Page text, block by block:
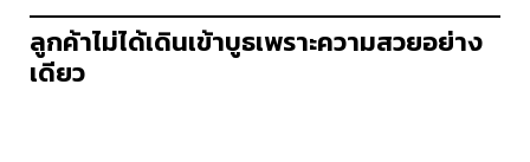
ลูกค้าไม่ได้เดินเข้าบูธเพราะความสวยอย่าง
เดียว